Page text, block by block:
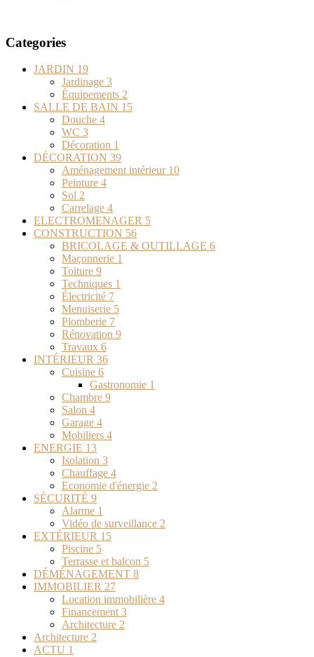
Categories
JARDIN 19
Jardinage 3
Équipements 2
SALLE DE BAIN 15
Douche 4
WC 3
Décoration 1
DÉCORATION 39
Aménagement intérieur 10
Peinture 4
Sol 2
Carrelage 4
ELECTROMENAGER 5
CONSTRUCTION 56
BRICOLAGE & OUTILLAGE 6
Maçonnerie 1
Toiture 9
Techniques 1
Électricité 7
Menuiserie 5
Plomberie 7
Rénovation 9
Travaux 6
INTÉRIEUR 36
Cuisine 6
Gastronomie 1
Chambre 9
Salon 4
Garage 4
Mobiliers 4
ENERGIE 13
Isolation 3
Chauffage 4
Economie d'énergie 2
SÉCURITÉ 9
Alarme 1
Vidéo de surveillance 2
EXTÉRIEUR 15
Piscine 5
Terrasse et balcon 5
DÉMÉNAGEMENT 8
IMMOBILIER 27
Location immobilière 4
Financement3
Architecture 2
Architecture 2
ACTU 1